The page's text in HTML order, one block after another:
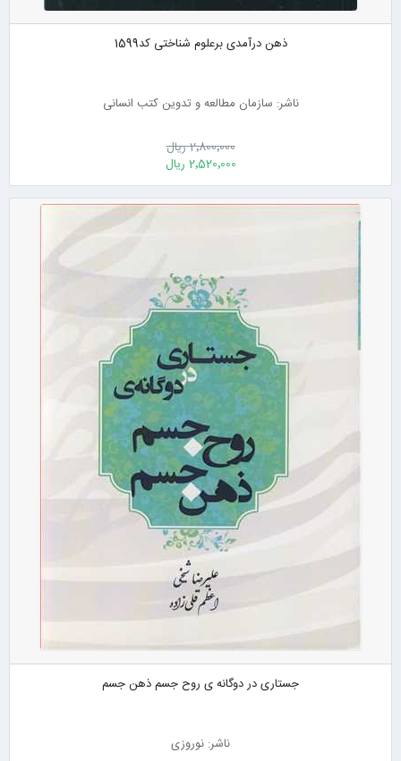
ذهن درآمدی برعلوم شناختی کد1599
ناشر: سازمان مطالعه و تدوین کتب انسانی
2٬800٬000 ریال
2٬520٬000 ریال
جستاری در دوگانه ی روح جسم ذهن جسم
ناشر: نوروزی